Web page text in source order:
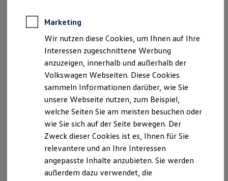
Rekuperation
Laden unterwegs
Laden Zuhause
Ladestationen finden
Ladezeitensimulator
Batterie
Sicherheit
Nachhaltigkeit
Technologie
Kosten und Kauf
Kaufoptionen
E-Auto-Förderung
Software und Konnektivität
Die ID. Software 6
ID. Software Versionen und Updates
USt.-ID: DE811351082
Handelsregister: Amtsgericht Passau HRB 3066
Versicherungsvermittlerregister: D-QL9Y-87LY7-54
St-Nr.: 157/210/90318
Hinweis gemäß § 36
Verbraucherstreitbeilegungsgesetz (VSBG)
Wir sind zur Teilnahme an einem
Streitbeilegungsverfahren vor einer
Verbraucherschlichtungsstelle weder bereit noch dazu
Marketing
Wir nutzen diese Cookies, um Ihnen auf Ihre
Interessen zugeschnittene Werbung
anzuzeigen, innerhalb und außerhalb der
Volkswagen Webseiten. Diese Cookies
sammeln Informationen darüber, wie Sie
unsere Webseite nutzen, zum Beispiel,
welche Seiten Sie am meisten besuchen oder
wie Sie sich auf der Seite bewegen. Der
Zweck dieser Cookies ist es, Ihnen für Sie
relevantere und an Ihre Interessen
angepasste Inhalte anzubieten. Sie werden
außerdem dazu verwendet, die